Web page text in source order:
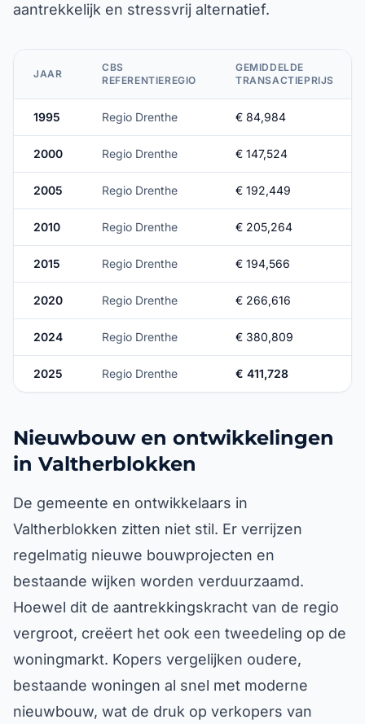
aantrekkelijk en stressvrij alternatief.
JAAR
CBS
REFERENTIEREGIO
GEMIDDELDE
TRANSACTIEPRIJS
1995 Regio Drenthe € 84,984
2000 Regio Drenthe € 147,524
2005 Regio Drenthe € 192,449
2010 Regio Drenthe € 205,264
2015 Regio Drenthe € 194,566
2020 Regio Drenthe € 266,616
2024 Regio Drenthe € 380,809
2025 Regio Drenthe € 411,728
Nieuwbouw en ontwikkelingen
in Valtherblokken
De gemeente en ontwikkelaars in
Valtherblokken zitten niet stil. Er verrijzen
regelmatig nieuwe bouwprojecten en
bestaande wijken worden verduurzaamd.
Hoewel dit de aantrekkingskracht van de regio
vergroot, creëert het ook een tweedeling op de
woningmarkt. Kopers vergelijken oudere,
bestaande woningen al snel met moderne
nieuwbouw, wat de druk op verkopers van